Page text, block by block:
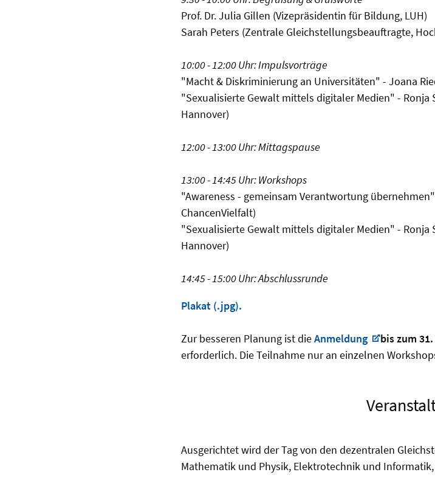
Prof. Dr. Julia Gillen (Vizepräsidentin für Bildung, LUH)
Sarah Peters (Zentrale Gleichstellungsbeauftragte,
10:00 - 12:00 Uhr: Impulsvorträge
"Macht & Diskriminierung an Universitäten" - Joana
"Sexualisierte Gewalt mittels digitaler Medien" -
Hannover)
12:00 - 13:00 Uhr: Mittagspause
13:00 - 14:45 Uhr: Workshops
"Awareness - gemeinsam Verantwortung
ChancenVielfalt)
"Sexualisierte Gewalt mittels digitaler Medien" -
Hannover)
14:45 - 15:00 Uhr: Abschlussrunde
Plakat (.jpg).
Zur besseren Planung ist dieAnmeldung bis zum
erforderlich. Die Teilnahme nur an einzelnen
Ausgerichtet wird der Tag von den dezentralen
Mathematik und Physik, Elektrotechnik und